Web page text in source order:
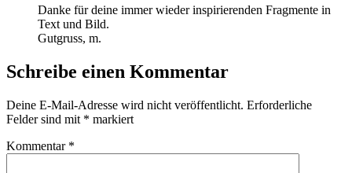
Danke für deine immer wieder inspirierenden Fragmente in
Text und Bild.
Gutgruss, m.
Schreibe einen Kommentar
Deine E-Mail-Adresse wird nicht veröffentlicht. Erforderliche
Felder sind mit * markiert
Kommentar *